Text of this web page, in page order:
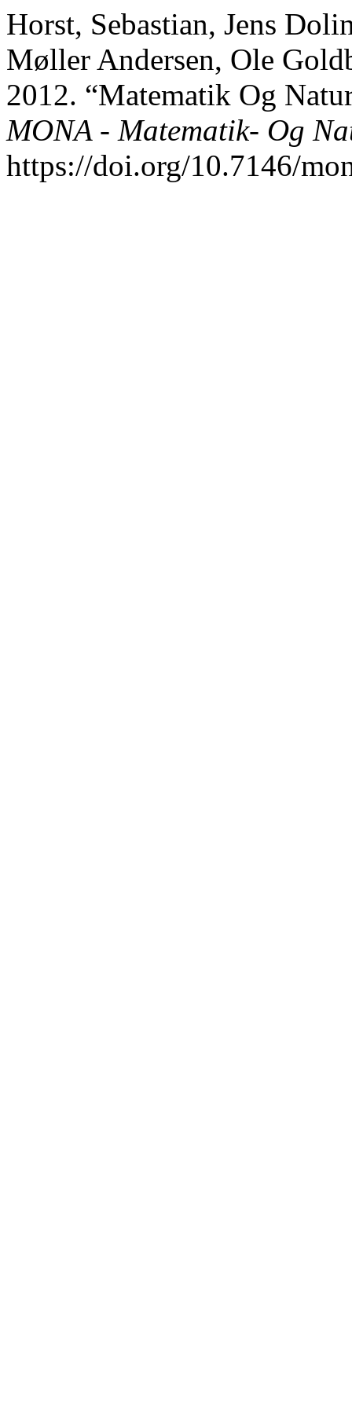
Horst, Sebastian, Jens
Møller Andersen, Ole
2012. “Matematik Og
MONA - Matematik- Og
https://doi.org/10.7146/